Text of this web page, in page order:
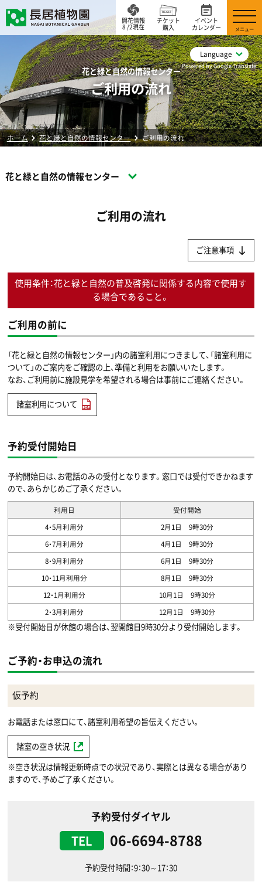
Language
Powered by Google Translate
開花情報
8 /2現在
チケット
購入
イベント
カレンダー
メニュー
花と緑と自然の情報センター
ご利用の流れ
ホーム 花と緑と自然の情報センター ご利用の流れ
花と緑と自然の情報センター
ご利用の流れ
ご注意事項
使用条件：花と緑と自然の普及啓発に関係する内容で使用す
る場合であること。
ご利用の前に
「花と緑と自然の情報センター」内の諸室利用につきまして、「諸室利用に
ついて」のご案内をご確認の上、準備と利用をお願いいたします。
なお、ご利用前に施設見学を希望される場合は事前にご連絡ください。
諸室利用について
予約受付開始日
予約開始日は、お電話のみの受付となります。窓口では受付できかねます
ので、あらかじめご了承ください。
利用日
受付開始
4・5月利用分
2月1日 9時30分
6・7月利用分
4月1日 9時30分
8・9月利用分
6月1日 9時30分
10・11月利用分
8月1日 9時30分
12・1月利用分
10月1日 9時30分
2・3月利用分
12月1日 9時30分
※受付開始日が休館の場合は、翌開館日9時30分より受付開始します。
ご予約・お申込の流れ
仮予約
お電話または窓口にて、諸室利用希望の旨伝えください。
諸室の空き状況
※空き状況は情報更新時点での状況であり、実際とは異なる場合があり
ますので、予めご了承ください。
予約受付ダイヤル
TEL 06-6694-8788
予約受付時間：9：30～17：30